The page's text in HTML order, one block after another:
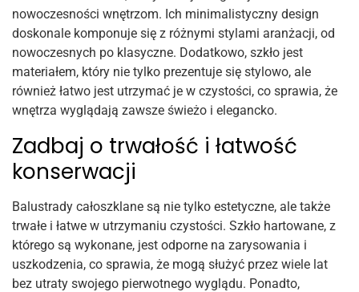
nowoczesności wnętrzom. Ich minimalistyczny design
doskonale komponuje się z różnymi stylami aranżacji, od
nowoczesnych po klasyczne. Dodatkowo, szkło jest
materiałem, który nie tylko prezentuje się stylowo, ale
również łatwo jest utrzymać je w czystości, co sprawia, że ​​
wnętrza wyglądają zawsze świeżo i elegancko.
Zadbaj o trwałość i łatwość
konserwacji
Balustrady całoszklane są nie tylko estetyczne, ale także
trwałe i łatwe w utrzymaniu czystości. Szkło hartowane, z
którego są wykonane, jest odporne na zarysowania i
uszkodzenia, co sprawia, że ​​mogą służyć przez wiele lat
bez utraty swojego pierwotnego wyglądu. Ponadto,